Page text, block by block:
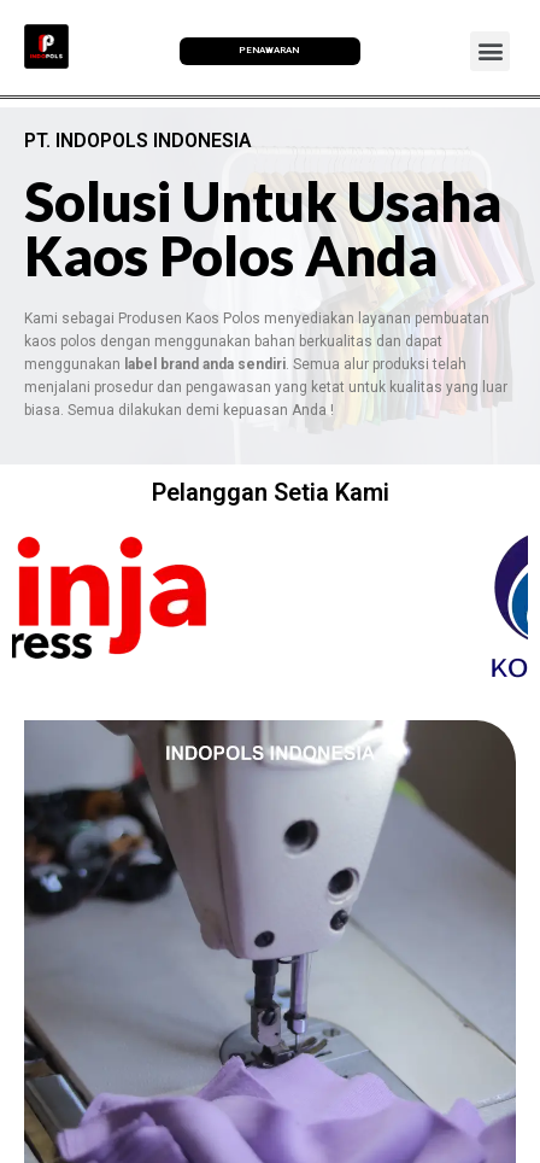
PENAWARAN
PT. INDOPOLS INDONESIA
Solusi Untuk Usaha
Kaos Polos Anda
Kami sebagai Produsen Kaos Polos menyediakan layanan pembuatan
kaos polos dengan menggunakan bahan berkualitas dan dapat
menggunakan label brand anda sendiri . Semua alur produksi telah
menjalani prosedur dan pengawasan yang ketat untuk kualitas yang luar
biasa. Semua dilakukan demi kepuasan Anda !
Pelanggan Setia Kami